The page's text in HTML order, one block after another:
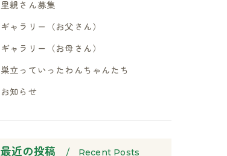
里親さん募集
ギャラリー（お父さん）
ギャラリー（お母さん）
巣立っていったわんちゃんたち
お知らせ
最近の投稿 Recent Posts